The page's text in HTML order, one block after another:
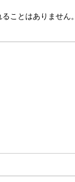
ことはありません。